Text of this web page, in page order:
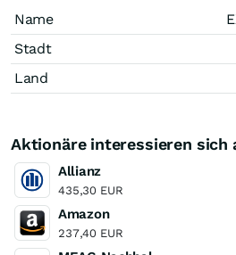
Name
Stadt
Land
Aktionäre interessieren sich
Allianz
435,30 EUR
Amazon
237,40 EUR